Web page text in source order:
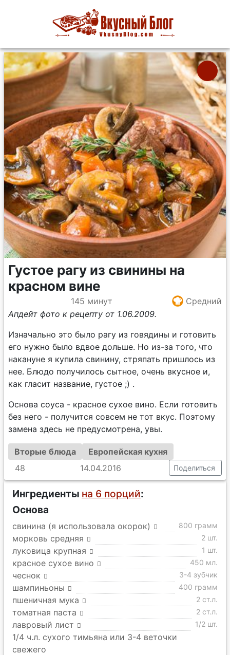
Густое рагу из свинины на
красном вине
145 минут
Средний
Апдейт фото к рецепту от 1.06.2009.
Изначально это было рагу из говядины и готовить
его нужно было вдвое дольше. Но из-за того, что
накануне я купила свинину, стряпать пришлось из
нее. Блюдо получилось сытное, очень вкусное и,
как гласит название, густое ;) .
Основа соуса - красное сухое вино. Если готовить
без него - получится совсем не тот вкус. Поэтому
замена здесь не предусмотрена, увы.
Вторые блюда
Европейская кухня
48
14.04.2016 Поделиться
Ингредиенты на 6 порций:
Основа
свинина (я использовала окорок) 800 грамм
морковь средняя 2 шт.
луковица крупная 1 шт.
красное сухое вино 450 мл.
чеснок 3-4 зубчик
шампиньоны 400 грамм
пшеничная мука 2 ст.л.
томатная паста 2 ст.л.
лавровый лист 1/2 шт.
1/4 ч.л. сухого тимьяна или 3-4 веточки
свежего